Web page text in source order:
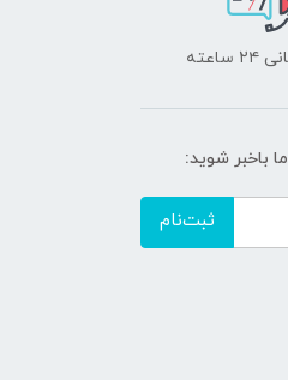
باخبر شوید:
ثبت‌نام